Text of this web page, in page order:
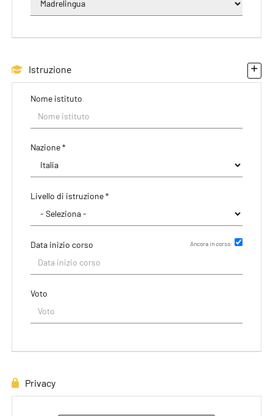
Istruzione
Nome istituto
Nazione *
Livello di istruzione *
Data inizio corso Ancora in corso
Data di rilascio del titolo
Voto
Privacy